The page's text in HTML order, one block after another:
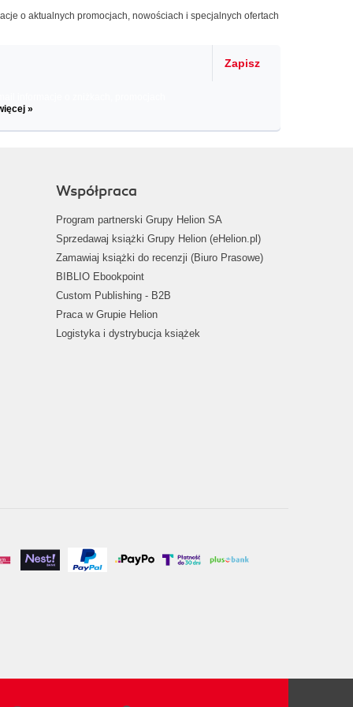
o aktualnych promocjach, nowościach i specjalnych ofertach
Zapisz
»
Współpraca
Program partnerski Grupy Helion SA
Sprzedawaj książki Grupy Helion (eHelion.pl)
Zamawiaj książki do recenzji (Biuro Prasowe)
BIBLIO Ebookpoint
Custom Publishing - B2B
Praca w Grupie Helion
Logistyka i dystrybucja książek